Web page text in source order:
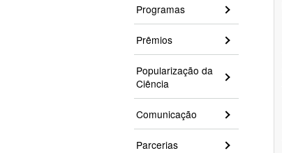
Programas
Prêmios
Popularização da
Ciência
Comunicação
Parcerias